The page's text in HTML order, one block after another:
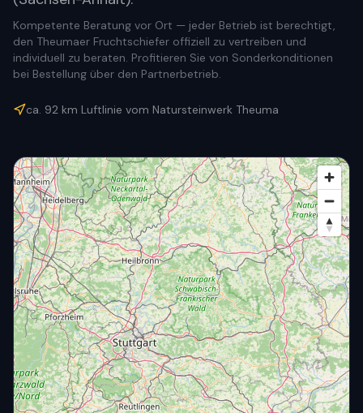
Kompetente Beratung vor Ort — jeder Betrieb ist berechtigt,
den Theumaer Fruchtschiefer offiziell zu vertreiben und
individuell zu beraten. Profitieren Sie von Sonderkonditionen
bei Bestellung über den Partnerbetrieb.
ca. 92 km Luftlinie vom Natursteinwerk Theuma